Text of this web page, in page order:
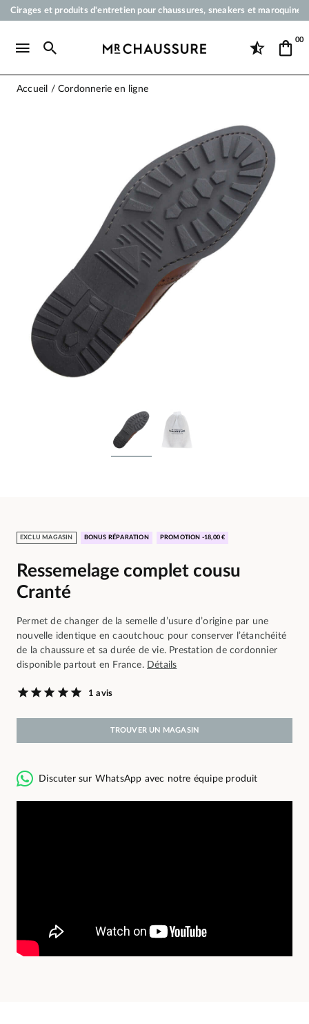
Cirages et produits d'entretien pour chaussures, sneakers et
Paiement en 3x 4x par carte bancaire dès 50 €
00
Accueil Cordonnerie en ligne
EXCLU MAGASIN BONUS RÉPARATION PROMOTION -18,00 €
Ressemelage complet cousu
Cranté
Permet de changer de la semelle d’usure d’origine par une
nouvelle identique en caoutchouc pour conserver l’étanchéité
de la chaussure et sa durée de vie. Prestation de cordonnier
disponible partout en France. Détails
1 avis
TROUVER UN MAGASIN
Discuter sur WhatsApp avec notre équipe produit